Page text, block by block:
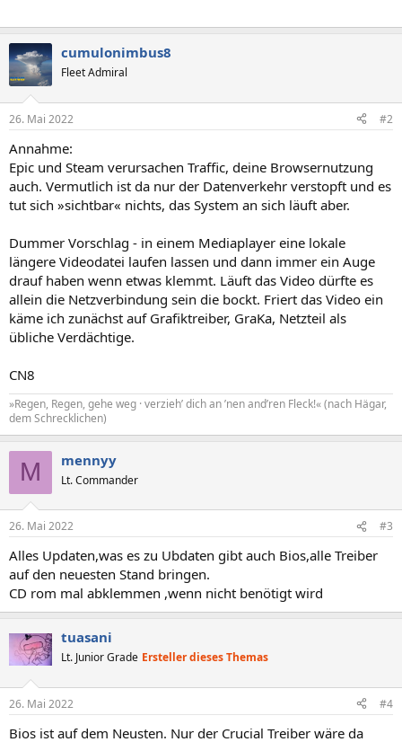
cumulonimbus8
Fleet Admiral
26. Mai 2022 #2
Annahme:
Epic und Steam verursachen Traffic, deine Browsernutzung
auch. Vermutlich ist da nur der Datenverkehr verstopft und es
tut sich »sichtbar« nichts, das System an sich läuft aber.
Dummer Vorschlag - in einem Mediaplayer eine lokale
längere Videodatei laufen lassen und dann immer ein Auge
drauf haben wenn etwas klemmt. Läuft das Video dürfte es
allein die Netzverbindung sein die bockt. Friert das Video ein
käme ich zunächst auf Grafiktreiber, GraKa, Netzteil als
übliche Verdächtige.
CN8
»Regen, Regen, gehe weg · verzieh’ dich an ’nen and’ren Fleck!« (nach Hägar,
dem Schrecklichen)
M mennyy
Lt. Commander
26. Mai 2022 #3
Alles Updaten,was es zu Ubdaten gibt auch Bios,alle Treiber
auf den neuesten Stand bringen.
CD rom mal abklemmen ,wenn nicht benötigt wird
tuasani
Lt. Junior Grade Ersteller dieses Themas
26. Mai 2022 #4
Bios ist auf dem Neusten. Nur der Crucial Treiber wäre da